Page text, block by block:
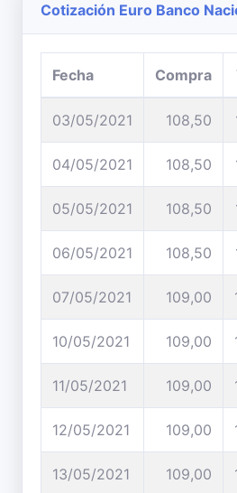
Cotización Euro Banco
Fecha Compra
03/05/2021 108,50
04/05/2021 108,50
05/05/2021 108,50
06/05/2021 108,50
07/05/2021 109,00
10/05/2021 109,00
11/05/2021 109,00
12/05/2021 109,00
13/05/2021 109,00